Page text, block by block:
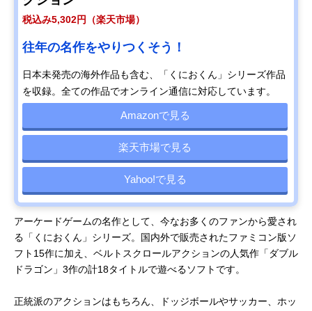
税込み5,302円（楽天市場）
往年の名作をやりつくそう！
日本未発売の海外作品も含む、「くにおくん」シリーズ作品
を収録。全ての作品でオンライン通信に対応しています。
Amazonで見る
楽天市場で見る
Yahoo!で見る
アーケードゲームの名作として、今なお多くのファンから愛され
る「くにおくん」シリーズ。国内外で販売されたファミコン版ソ
フト15作に加え、ベルトスクロールアクションの人気作「ダブル
ドラゴン」3作の計18タイトルで遊べるソフトです。
正統派のアクションはもちろん、ドッジボールやサッカー、ホッ